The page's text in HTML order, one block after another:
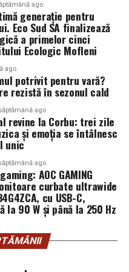
social media ale
,TikTok.
filmului. De sunet
scenografie Anca
Vass.
de: CB MOTION
MEDIA PRODUCTIONS
cum se
decide totul. Un urs din
Perii lui se așază pe
el. Când îl strângi, ai
cam dezordonat, un nor
și a prins miros de
întâmpină cu o
fire care se mișcă
Îmbrățișarea se simte
ca o rochie de seară pe
că altfel.
ago
generație pentru
Eco Sud SA finalizează
a primelor cinci
Ecologic Mofleni
ago
potrivit pentru vară?
rezistă în sezonul cald
ago
revine la Corbu: trei zile
și emoția se întâlnesc
unic
ago
AOC GAMING
curbate ultrawide
cu USB-C,
la 90 W și până la 250 Hz